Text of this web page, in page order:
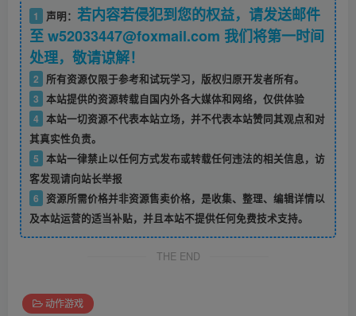
1 声明： 若内容若侵犯到您的权益，请发送邮件
至 w52033447@foxmail.com 我们将第一时间
处理，敬请谅解！
2
所有资源仅限于参考和试玩学习，版权归原开发者所有。
3 本站提供的资源转载自国内外各大媒体和网络，仅供体验
4 本站一切资源不代表本站立场，并不代表本站赞同其观点和对
其真实性负责。
5 本站一律禁止以任何方式发布或转载任何违法的相关信息，访
客发现请向站长举报
6
资源所需价格并非资源售卖价格，是收集、整理、编辑详情以
及本站运营的适当补贴，并且本站不提供任何免费技术支持。
THE END
动作游戏